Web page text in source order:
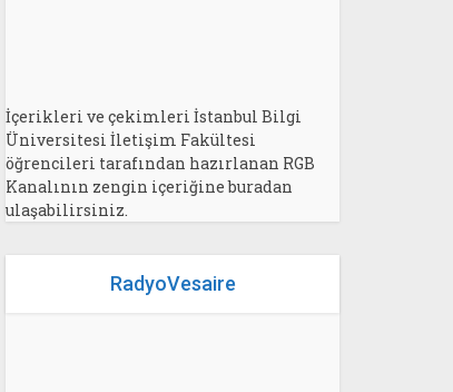
İçerikleri ve çekimleri İstanbul Bilgi
Üniversitesi İletişim Fakültesi
öğrencileri tarafından hazırlanan RGB
Kanalının zengin içeriğine buradan
ulaşabilirsiniz.
RadyoVesaire